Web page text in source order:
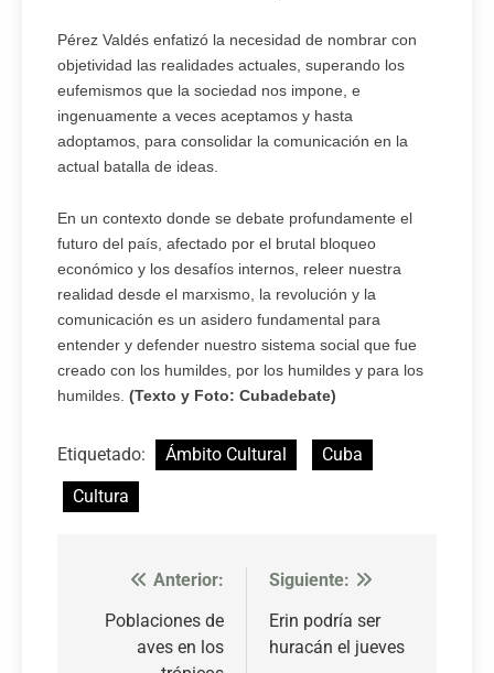
Pérez Valdés enfatizó la necesidad de nombrar con
objetividad las realidades actuales, superando los
eufemismos que la sociedad nos impone, e
ingenuamente a veces aceptamos y hasta
adoptamos, para consolidar la comunicación en la
actual batalla de ideas.
En un contexto donde se debate profundamente el
futuro del país, afectado por el brutal bloqueo
económico y los desafíos internos, releer nuestra
realidad desde el marxismo, la revolución y la
comunicación es un asidero fundamental para
entender y defender nuestro sistema social que fue
creado con los humildes, por los humildes y para los
humildes. (Texto y Foto: Cubadebate)
Etiquetado: Ámbito Cultural
Cuba
Cultura
Navegación
de
entradas
Anterior:
Poblaciones de
aves en los
Siguiente:
Erin podría ser
huracán el jueves